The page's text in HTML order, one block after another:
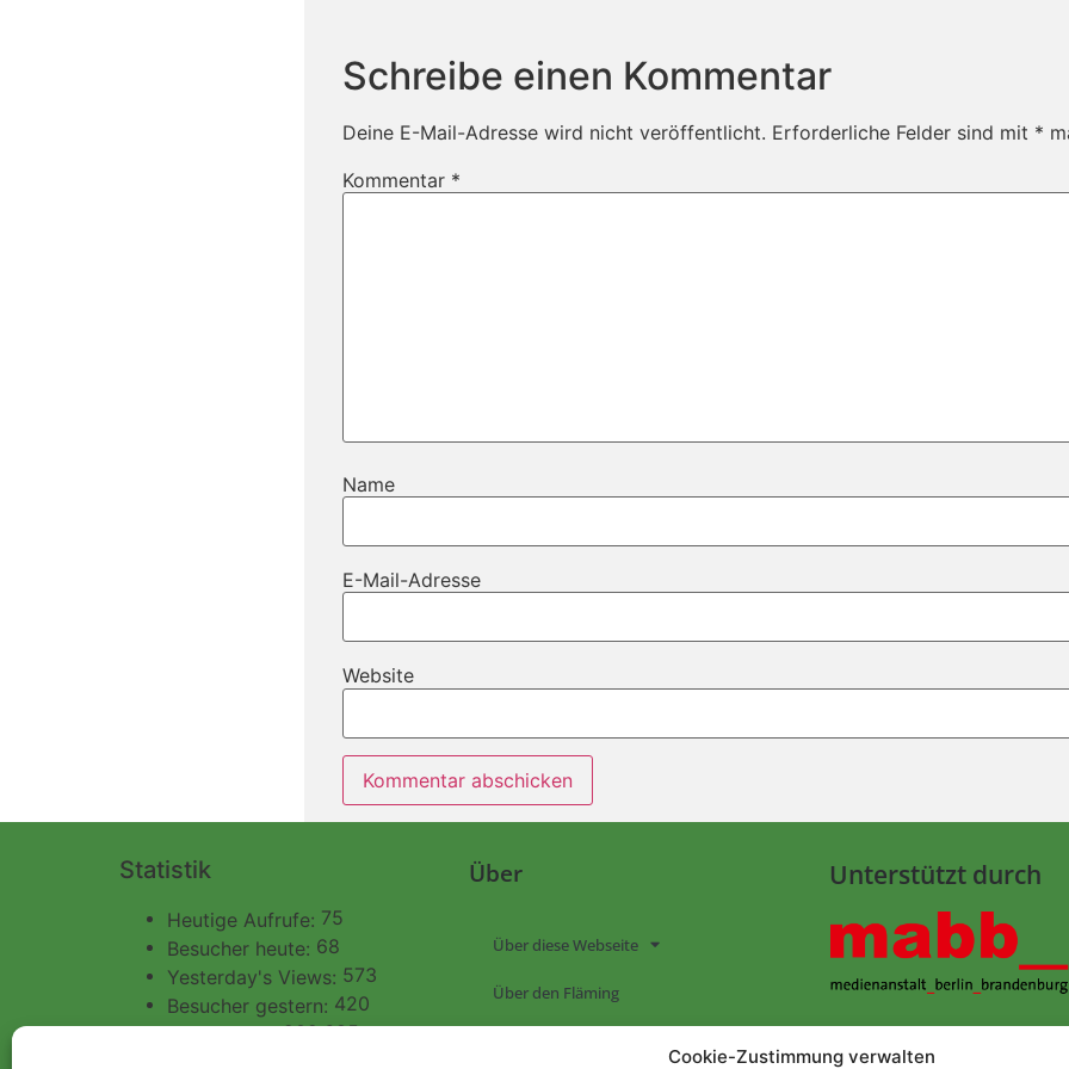
Cookie-Zustimmung verwalten
Schreibe einen Kommentar
Deine E-Mail-Adresse wird nicht veröffentlicht. Erforderliche Felder sind mit *
Kommentar *
Name
E-Mail-Adresse
Website
Statistik
Heutige Aufrufe: 75
Besucher heute: 68
Yesterday's Views: 573
Besucher gestern: 420
202.685
Über
Über diese Webseite
Über den Fläming
Unterstützt durch